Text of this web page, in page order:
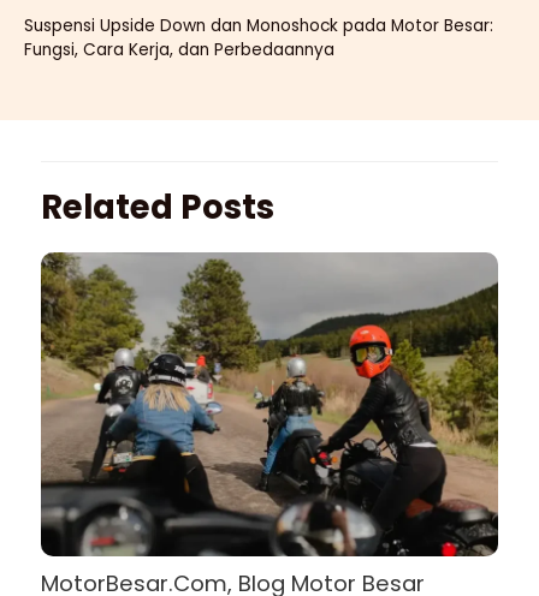
Suspensi Upside Down dan Monoshock pada Motor Besar:
Fungsi, Cara Kerja, dan Perbedaannya
Related Posts
MotorBesar.Com, Blog Motor Besar